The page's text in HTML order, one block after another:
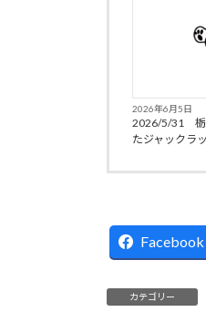
2026年6月5日
2026/5/31 栃
たジャックラ
Facebook
カテゴリー